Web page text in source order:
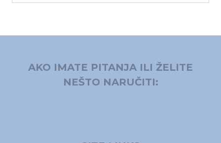
AKO IMATE PITANJA ILI ŽELITE
NEŠTO NARUČITI: